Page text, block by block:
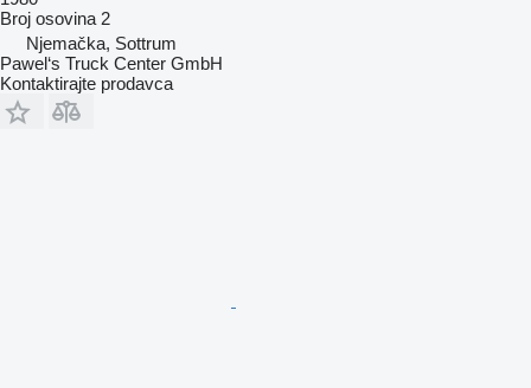
Broj osovina 2
Njemačka, Sottrum
Pawel‘s Truck Center GmbH
Kontaktirajte prodavca